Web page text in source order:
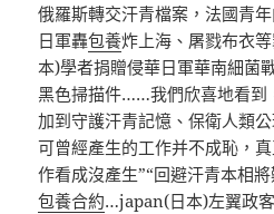
俄羅斯轉交汗青檔案，法國青
日軍轟包養炸上海、屠戮布衣
本)學者捐贈侵華日軍華南細菌
黑色掃描件……我們欣喜地看到
加到守護汗青記憶、保衛人類
可曾經產生的工作并不成恥，
作看成沒產生”“回避汗青本相
包養合約…japan(日本)左翼政